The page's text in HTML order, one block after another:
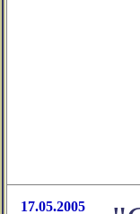
17.05.2005